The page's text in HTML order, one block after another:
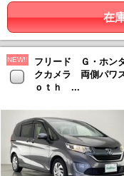
在
NEW!!
フリード Ｇ・ホン
クカメラ 両側パワ
ｏｔｈ ...